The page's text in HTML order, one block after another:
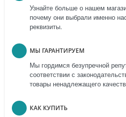
Узнайте больше о нашем
почему они выбрали именно
реквизиты.
МЫ ГАРАНТИРУЕМ
Мы гордимся безупречной
соответствии с
товары ненадлежащего
КАК КУПИТЬ